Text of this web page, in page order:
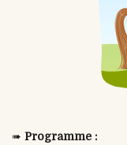
➠ Programme :